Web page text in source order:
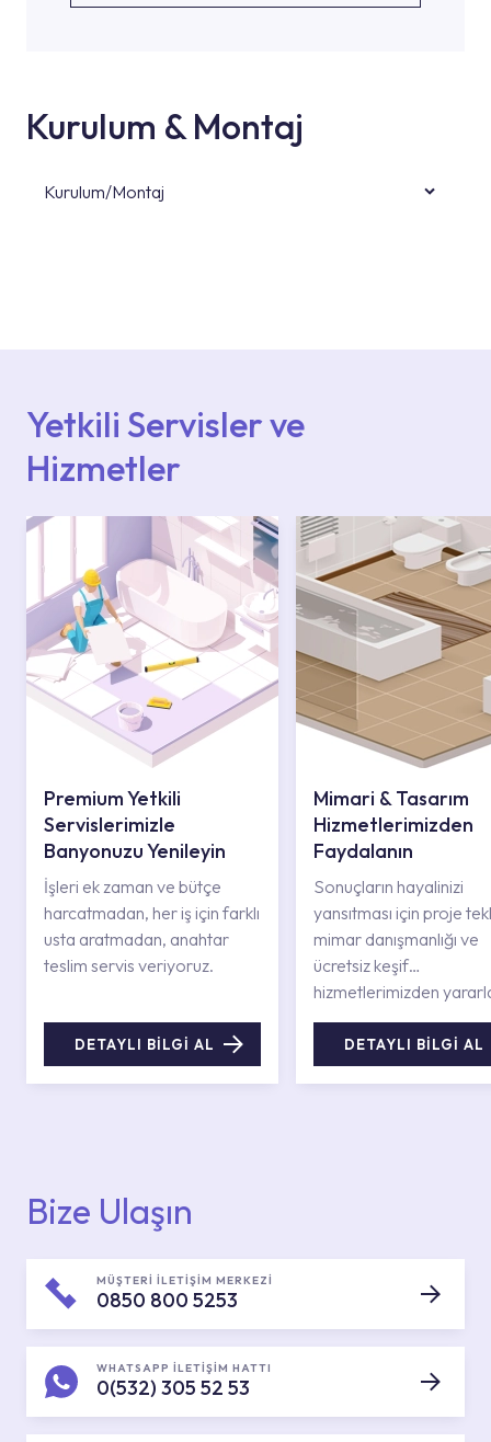
Kurulum & Montaj
Kurulum/Montaj
Yetkili Servisler ve
Hizmetler
Premium Yetkili
Servislerimizle
Banyonuzu Yenileyin
İşleri ek zaman ve bütçe
harcatmadan, her iş için farklı
usta aratmadan, anahtar
teslim servis veriyoruz.
DETAYLI BİLGİ AL
Mimari & Tasarım
Hizmetlerimizden
Faydalanın
Sonuçların hayalinizi
yansıtması için proje
mimar danışmanlığı ve
ücretsiz keşif
hizmetlerimizden
DETAYLI BİLGİ AL
Bize Ulaşın
MÜŞTERİ İLETİŞİM MERKEZİ
0850 800 5253
WHATSAPP İLETİŞİM HATTI
0(532) 305 52 53